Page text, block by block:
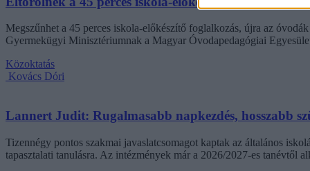
Megszűnhet a 45 perces iskola-előkészítő foglalkozás, újra az
Gyermekügyi Minisztériumnak a Magyar Óvodapedagógiai
Közoktatás
Kovács Dóri
Lannert Judit: Rugalmasabb napkezdés, hosszabb
Tizennégy pontos szakmai javaslatcsomagot kaptak az általános
tapasztalati tanulásra. Az intézmények már a 2026/2027-es tanévtől